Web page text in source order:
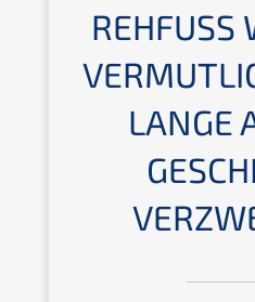
REHFUSS
ANGE